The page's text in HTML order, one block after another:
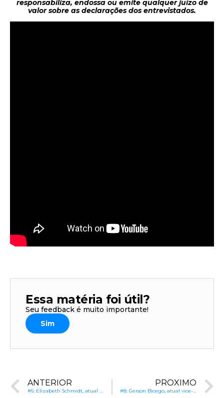
responsabiliza, endossa ou emite qualquer juízo de
valor sobre as declarações dos entrevistados.
Essa matéria foi útil?
Seu feedback é muito importante!
Sim
ANTERIOR
#6: Elizabeth Schmidt, atual prefeita e pré-candidata à reeleição em Ponta Grossa (PR): Avanços na infraestrutura e tecnologia
PRÓXIMO
#8: Gerson Bicego, atual vice-prefeito e pré-candidato à Prefeitura de Sorriso (MT): Expansão de salas de aula e programas educacionais inovadores